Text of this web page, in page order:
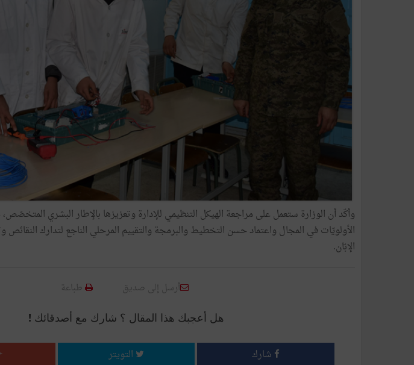
وأكّد أن الوزارة ستعمل على مراجعة الهيكل التنظيمي للإدارة وتعزيزها بالإطار البشري
الأولويّات في المجال واعتماد حسن التخطيط والبرمجة والتقييم المرحلي الناجع لتدارك
الإبّان.
أرسل إلى صديق طباعة
هل أعجبك هذا المقال ؟ شارك مع أصدقائك !
شارك التويتر